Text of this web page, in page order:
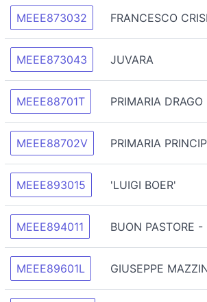
MEEE873032 FRANCESCO
MEEE873043 JUVARA
MEEE88701T PRIMARIA DRAGO
MEEE88702V PRIMARIA
MEEE893015 'LUIGI BOER'
MEEE894011 BUON PASTORE -
MEEE89601L GIUSEPPE